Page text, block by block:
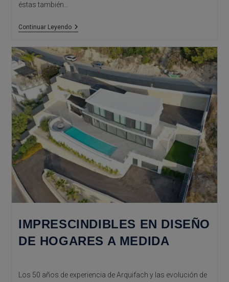
éstas también…
Continuar LeyendoInteligencia
Arquitectura
IMPRESCINDIBLES EN DISEÑO
DE HOGARES A MEDIDA
Los 50 años de experiencia de Arquifach y las evolución de